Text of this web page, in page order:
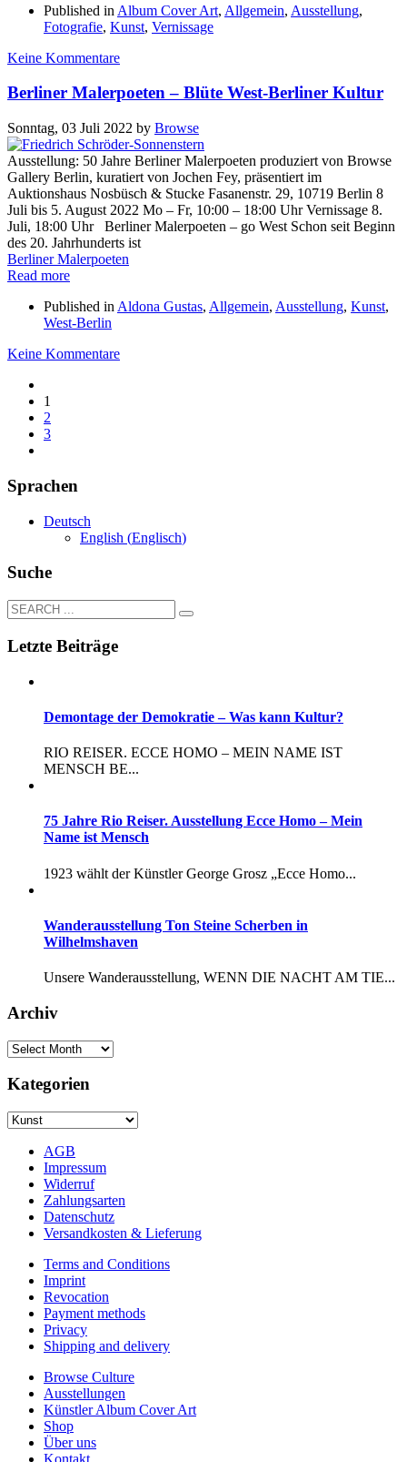
Published in Album Cover Art, Allgemein, Ausstellung,
Fotografie, Kunst, Vernissage
Keine Kommentare
Berliner Malerpoeten – Blüte West-Berliner Kultur
Sonntag, 03 Juli 2022 by Browse
Ausstellung: 50 Jahre Berliner Malerpoeten produziert von Browse
Gallery Berlin, kuratiert von Jochen Fey, präsentiert im
Auktionshaus Nosbüsch & Stucke Fasanenstr. 29, 10719 Berlin 8
Juli bis 5. August 2022 Mo – Fr, 10:00 – 18:00 Uhr Vernissage 8.
Juli, 18:00 Uhr Berliner Malerpoeten – go West Schon seit Beginn
des 20. Jahrhunderts ist
Berliner Malerpoeten
Read more
Published in Aldona Gustas, Allgemein, Ausstellung, Kunst,
West-Berlin
Keine Kommentare
1
2
3
Sprachen
Deutsch
English (Englisch)
Suche
Letzte Beiträge
Demontage der Demokratie – Was kann Kultur?
RIO REISER. ECCE HOMO – MEIN NAME IST
MENSCH BE...
75 Jahre Rio Reiser. Ausstellung Ecce Homo – Mein
Name ist Mensch
1923 wählt der Künstler George Grosz „Ecce Homo...
Wanderausstellung Ton Steine Scherben in
Wilhelmshaven
Unsere Wanderausstellung, WENN DIE NACHT AM TIE...
Archiv
Kategorien
AGB
Impressum
Widerruf
Zahlungsarten
Datenschutz
Versandkosten & Lieferung
Terms and Conditions
Imprint
Revocation
Payment methods
Privacy
Shipping and delivery
Browse Culture
Ausstellungen
Künstler Album Cover Art
Shop
Über uns
Kontakt